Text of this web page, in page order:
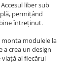
Accesul liber sub
permițând
întreținut.
monta modulele la
crea un design
al fiecărui